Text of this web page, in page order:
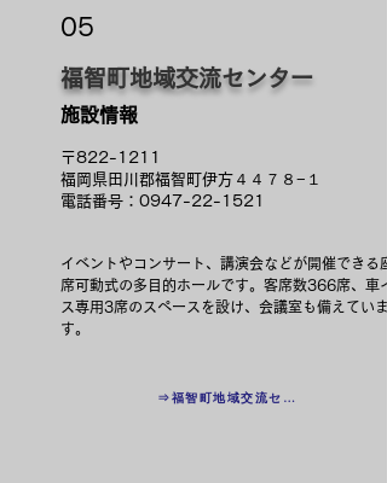
05
福智町地域交流センター
施設情報
〒822-1211
福岡県田川郡福智町伊方４４７８−１
電話番号：0947-22-1521
イベントやコンサート、講演会などが開催できる座
席可動式の多目的ホールです。客席数366席、車イ
ス専用3席のスペースを設け、会議室も備えていま
す。
⇒福智町地域交流センター公式ＨＰ